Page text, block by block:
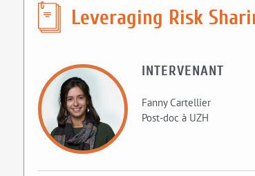
Leveraging Risk
INTERVENANT
Fanny Cartellier
Post-doc à UZH